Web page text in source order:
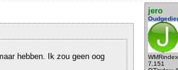
jero
7.151
hebben. Ik zou geen oog